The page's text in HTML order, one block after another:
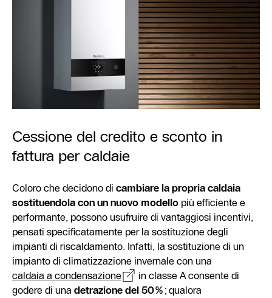
Cessione del credito e sconto in
fattura per caldaie
Coloro che decidono dicambiare la propria caldaia
sostituendola con un nuovo modello più efficiente e
performante, possono usufruire di vantaggiosi incentivi,
pensati specificatamente per la sostituzione degli
impianti di riscaldamento. Infatti, la sostituzione di un
impianto di climatizzazione invernale con una
caldaia a condensazione
in classe A consente di
godere di unadetrazione del 50% ; qualora